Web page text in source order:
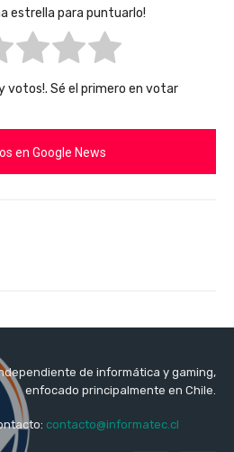
estrella para puntuarlo!
votos!. Sé el primero en votar
en Google News
de informática y gaming,
enfocado principalmente en Chile.
contacto@informatec.cl